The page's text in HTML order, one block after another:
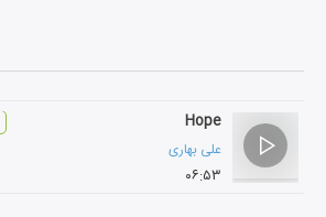
Hope
علی بهاری
۰۶:۵۳